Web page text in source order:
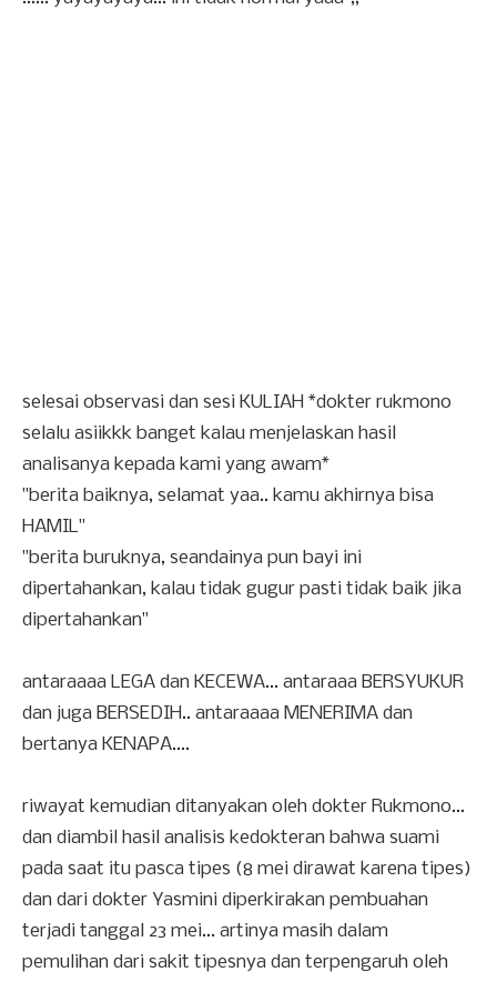
selesai observasi dan sesi KULIAH *dokter rukmono
selalu asiikkk banget kalau menjelaskan hasil
analisanya kepada kami yang awam*
"berita baiknya, selamat yaa.. kamu akhirnya bisa
HAMIL"
"berita buruknya, seandainya pun bayi ini
dipertahankan, kalau tidak gugur pasti tidak baik jika
dipertahankan"
antaraaaa LEGA dan KECEWA... antaraaa BERSYUKUR
dan juga BERSEDIH.. antaraaaa MENERIMA dan
bertanya KENAPA....
riwayat kemudian ditanyakan oleh dokter Rukmono...
dan diambil hasil analisis kedokteran bahwa suami
pada saat itu pasca tipes (8 mei dirawat karena tipes)
dan dari dokter Yasmini diperkirakan pembuahan
terjadi tanggal 23 mei... artinya masih dalam
pemulihan dari sakit tipesnya dan terpengaruh oleh